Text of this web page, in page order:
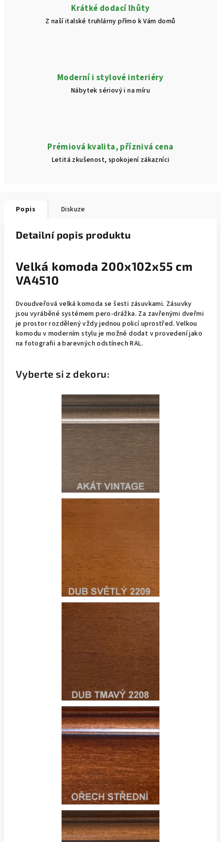
Krátké dodací lhůty
Z naší italské truhlárny přímo k Vám domů
Moderní i stylové interiéry
Nábytek sériový i na míru
Prémiová kvalita, příznivá cena
Letitá zkušenost, spokojení zákazníci
Popis Diskuze
Detailní popis produktu
Velká komoda 200x102x55 cm
VA4510
Dvoudveřová velká komoda se šesti zásuvkami. Zásuvky
jsou vyráběné systémem pero-drážka. Za zavřenými dveřmi
je prostor rozdělený vždy jednou policí uprostřed. Velkou
komodu v moderním stylu je možné dodat v provedení jako
na fotografii a barevných odstínech RAL.
Vyberte si z dekoru: